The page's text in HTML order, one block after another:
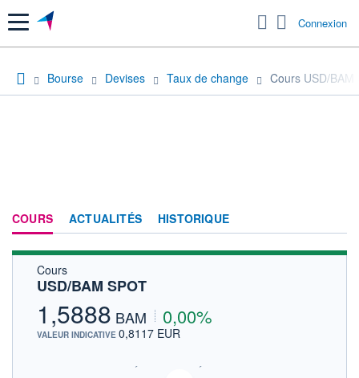
Menu Connexion
Bourse Devises Taux de change Cours USD/BAM
COURS ACTUALITÉS HISTORIQUE
Cours
USD/BAM SPOT
1,5888 BAM 0,00%
VALEUR INDICATIVE 0,8117 EUR
SIX - FOREX 1 DONNÉES TEMPS RÉEL